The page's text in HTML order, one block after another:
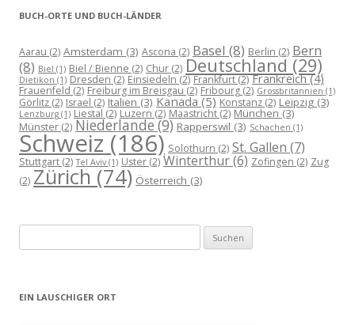
BUCH-ORTE UND BUCH-LÄNDER
Aarau (2) Amsterdam (3) Ascona (2) Basel (8) Berlin (2) Bern
(8) Biel (1) Biel / Bienne (2) Chur (2) Deutschland (29)
Dietikon (1) Dresden (2) Einsiedeln (2) Frankfurt(2) Frankreich(4)
Frauenfeld (2) Freiburg im Breisgau (2) Fribourg (2) Grossbritannien (1)
Görlitz (2) Israel (2) Italien (3) Kanada (5) Konstanz (2) Leipzig (3)
Lenzburg (1) Liestal (2) Luzern (2) Maastricht (2) München (3)
Münster (2) Niederlande (9) Rapperswil (3) Schachen (1)
Schweiz (186) Solothurn (2) St. Gallen (7)
Stuttgart (2) Tel Aviv (1) Uster (2) Winterthur(6) Zofingen (2) Zug
(2) Zürich (74) Österreich (3)
nach:
EIN LAUSCHIGER ORT